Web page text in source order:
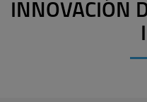
INNOVACIÓN